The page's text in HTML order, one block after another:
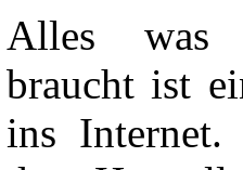
Alles was
braucht ist
ins